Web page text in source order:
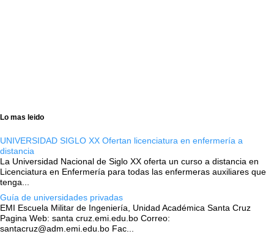
Lo mas leido
UNIVERSIDAD SIGLO XX Ofertan licenciatura en enfermería a
distancia
La Universidad Nacional de Siglo XX oferta un curso a distancia en
Licenciatura en Enfermería para todas las enfermeras auxiliares que
tenga...
Guía de universidades privadas
EMI Escuela Militar de Ingeniería, Unidad Académica Santa Cruz
Pagina Web: santa cruz.emi.edu.bo Correo:
santacruz@adm.emi.edu.bo Fac...